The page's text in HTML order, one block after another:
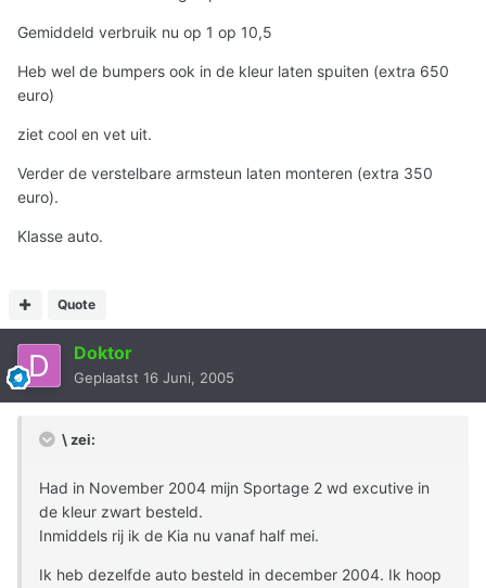
Gemiddeld verbruik nu op 1 op 10,5
Heb wel de bumpers ook in de kleur laten spuiten (extra 650
euro)
ziet cool en vet uit.
Verder de verstelbare armsteun laten monteren (extra 350
euro).
Klasse auto.
Quote
Doktor
Geplaatst 16 Juni, 2005
\ zei:
Had in November 2004 mijn Sportage 2 wd excutive in
de kleur zwart besteld.
Inmiddels rij ik de Kia nu vanaf half mei.
Ik heb dezelfde auto besteld in december 2004. Ik hoop